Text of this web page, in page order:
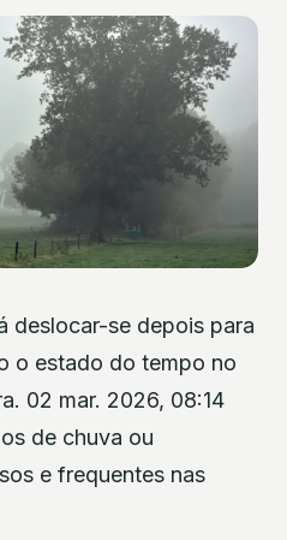
deslocar-se depois para
o estado do tempo no
02 mar. 2026, 08:14
de chuva ou
e frequentes nas